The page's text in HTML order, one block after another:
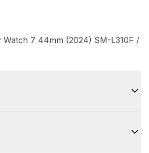
Watch 7 44mm (2024) SM-L310F /